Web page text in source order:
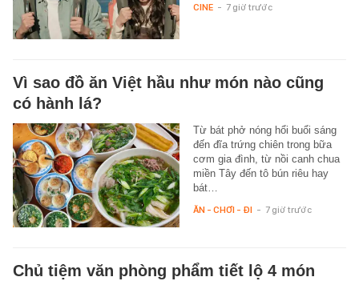
CINE - 7 giờ trước
Vì sao đồ ăn Việt hầu như món nào cũng
có hành lá?
Từ bát phở nóng hổi buổi sáng
đến đĩa trứng chiên trong bữa
cơm gia đình, từ nồi canh chua
miền Tây đến tô bún riêu hay
bát…
ĂN - CHƠI - ĐI - 7 giờ trước
Chủ tiệm văn phòng phẩm tiết lộ 4 món